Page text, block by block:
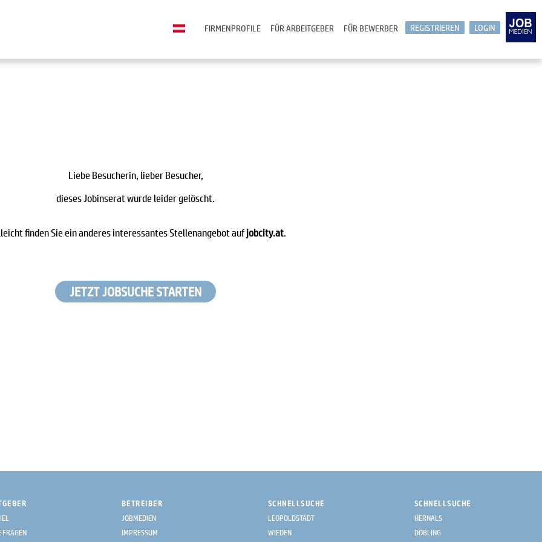
LOGIN
REGISTRIEREN
FÜR BEWERBER
FÜR ARBEITGEBER
FIRMENPROFILE
Liebe Besucherin, lieber Besucher,
dieses Jobinserat wurde leider gelöscht.
finden Sie ein anderes interessantes Stellenangebot aufjobcity.at.
JETZT JOBSUCHE STARTEN
FRAGEN
BETREIBER
JOBMEDIEN
IMPRESSUM
SCHNELLSUCHE
LEOPOLDSTADT
WIEDEN
SCHNELLSUCHE
HERNALS
DÖBLING